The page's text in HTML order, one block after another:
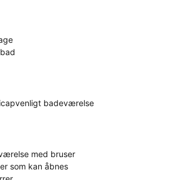
badeværelse
med bruser
som kan åbnes